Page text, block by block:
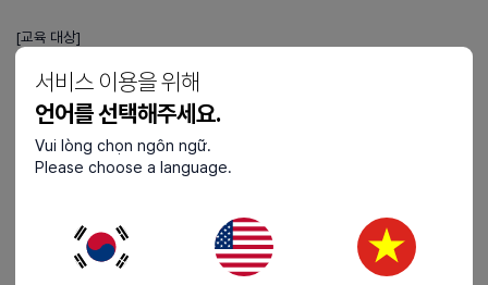
서비스 이용을 위해
언어를 선택해주세요.
Vui lòng chọn ngôn ngữ.
Please choose a language.
[교육 대상]
[교육 내용]
* 면접 유형별 질문 의도 파악 및 답변 등 실전 면접 전략
2025.11.24.(월) ~ 마감 시까지